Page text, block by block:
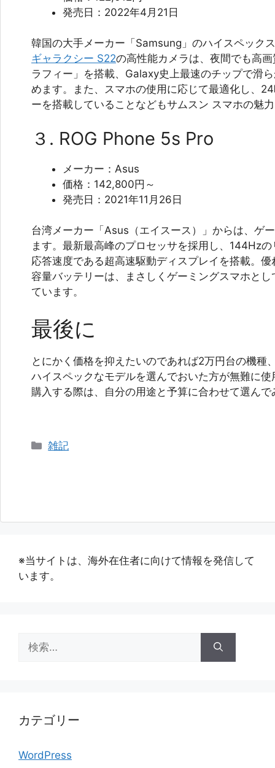
発売日：2022年4月21日
韓国の大手メーカー「Samsung」のハイスペック
ギャラクシー S22の高性能カメラは、夜間でも高
ラフィー」を搭載、Galaxy史上最速のチップで滑
めます。また、スマホの使用に応じて最適化し、
ーを搭載していることなどもサムスン スマホの魅
３. ROG Phone 5s Pro
メーカー：Asus
価格：142,800円～
発売日：2021年11月26日
台湾メーカー「Asus（エイスース）」からは、ゲ
ます。最新最高峰のプロセッサを採用し、144Hz
応答速度である超高速駆動ディスプレイを搭載。
容量バッテリーは、まさしくゲーミングスマホと
ています。
最後に
とにかく価格を抑えたいのであれば2万円台の機種
ハイスペックなモデルを選んでおいた方が無難に
購入する際は、自分の用途と予算に合わせて選ん
カ
雑記
※当サイトは、海外在住者に向けて情報を発信して
います。
索:
カテゴリー
WordPress